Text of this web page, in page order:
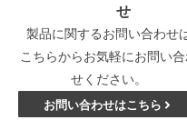
せ
製品に関するお問い合わせ
こちらからお気軽にお問い合
せください。
お問い合わせはこちら